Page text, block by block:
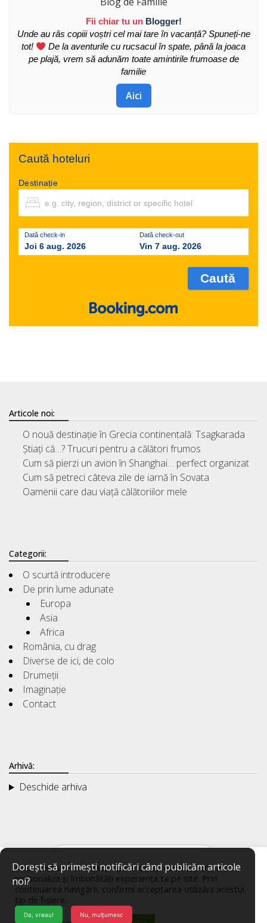
Fii chiar tu un Blogger!
Unde au râs copiii voștri cel mai tare în vacanță? Spuneți-ne
tot!
De la aventurile cu rucsacul în spate, până la joaca
pe plajă, vrem să adunăm toate amintirile frumoase de
familie
Aici
Caută hoteluri
Destinație
Dată check-in
Joi 6 aug. 2026
Dată check-out
Vin 7 aug. 2026
Articole noi:
O nouă destinație în Grecia continentală: Tsagkarada
Știați că…? Trucuri pentru a călători frumos
Cum să pierzi un avion în Shanghai… perfect organizat
Cum să petreci câteva zile de iarnă în Sovata
Oamenii care dau viață călătoriilor mele
Categorii:
O scurtă introducere
De prin lume adunate
Europa
Asia
Africa
România, cu drag
Diverse de ici, de colo
Drumeții
Imaginație
Contact
Arhivă:
Deschide arhiva
Dorești să primești notificări când publicăm articole
noi?
Da, vreau! Nu, mulțumesc
Acest website utilizează fișiere de tip cookie, pentru a
personaliza și îmbunătăți experiența ta pe site. Prin
continuarea navigării, confirmi acceptarea utilizării acestui
tip de fișiere.